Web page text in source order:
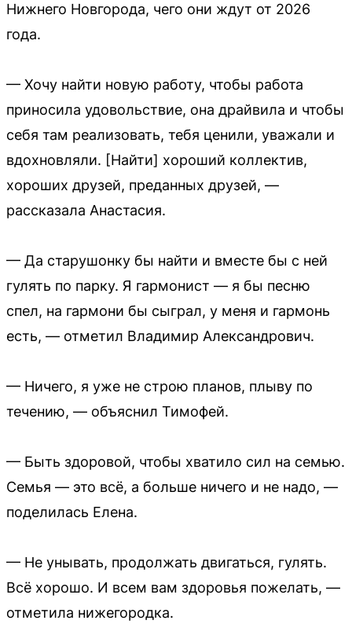
Нижнего Новгорода, чего они ждут от 2026
года.
— Хочу найти новую работу, чтобы работа
приносила удовольствие, она драйвила и чтобы
себя там реализовать, тебя ценили, уважали и
вдохновляли. [Найти] хороший коллектив,
хороших друзей, преданных друзей, —
рассказала Анастасия.
— Да старушонку бы найти и вместе бы с ней
гулять по парку. Я гармонист — я бы песню
спел, на гармони бы сыграл, у меня и гармонь
есть, — отметил Владимир Александрович.
— Ничего, я уже не строю планов, плыву по
течению, — объяснил Тимофей.
— Быть здоровой, чтобы хватило сил на семью.
Семья — это всё, а больше ничего и не надо, —
поделилась Елена.
— Не унывать, продолжать двигаться, гулять.
Всё хорошо. И всем вам здоровья пожелать, —
отметила нижегородка.